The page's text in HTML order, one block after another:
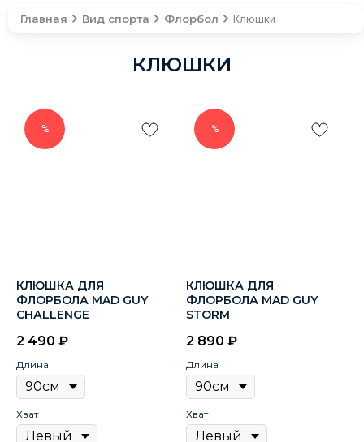
Главная Вид спорта Флорбол Клюшки
КЛЮШКИ
%
КЛЮШКА ДЛЯ
ФЛОРБОЛА MAD GUY
СНАLLЕNGЕ
2 490 ₽
Длина
Хват
%
КЛЮШКА ДЛЯ
ФЛОРБОЛА MAD GUY
SТОRМ
2 890 ₽
Длина
Хват